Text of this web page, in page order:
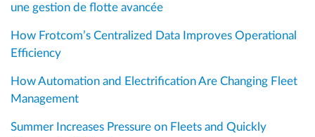
une gestion de flotte avancée
How Frotcom’s Centralized Data Improves Operational
Efficiency
How Automation and Electrification Are Changing Fleet
Management
Summer Increases Pressure on Fleets and Quickly